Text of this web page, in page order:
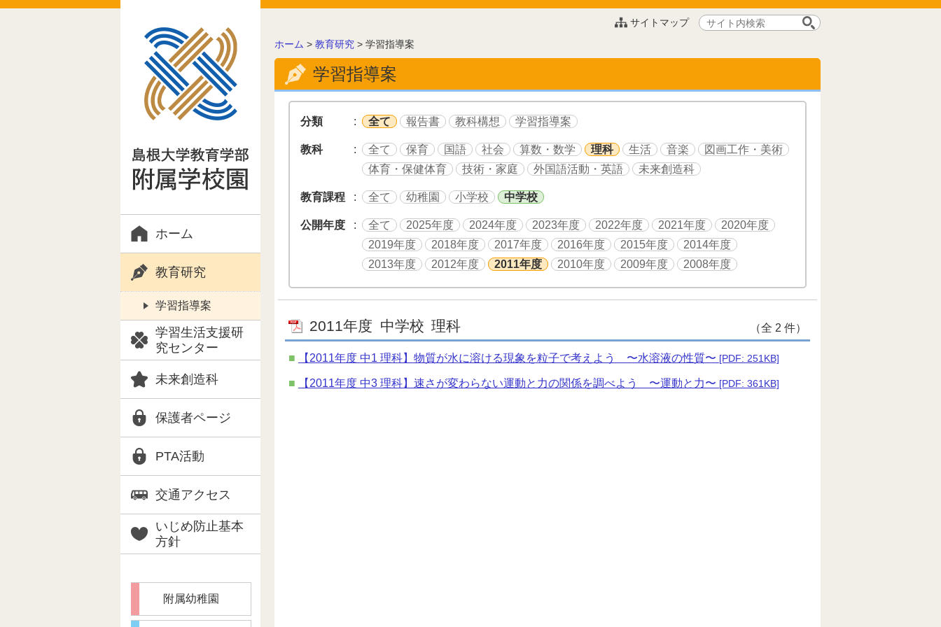
このページの本文へ
ホーム
教育研究
学習指導案
学習生活支援研
究センター
未来創造科
保護者ページ
PTA活動
交通アクセス
いじめ防止基本
方針
サイトマップ
サ
検
こ
の
ー
ホーム > 教育研究 > 学習指導案
学習指導案
分類 全て 報告書 教科構想 学習指導案
教科 全て 保育 国語 社会 算数・数学 理科 生活 音楽
図画工作・美術
体育・保健体育
技術・家庭 外国語活動・英語 未来創造科
教育課程 全て 幼稚園 小学校 中学校
公開年度 全て 2025年度 2024年度 2023年度 2022年度 2021年度
2020年度
2019年度
2018年度 2017年度 2016年度 2015年度
2014年度
2013年度
2012年度 2011年度 2010年度 2009年度 2008年度
2011年度 中学校 理科 （全 2 件）
【2011年度 中1 理科】物質が水に溶ける現象を粒子で考えよう 〜水溶液の性質〜 [PDF: 251KB]
【2011年度 中3 理科】速さが変わらない運動と力の関係を調べよう 〜運動と力〜 [PDF: 361KB]
附属幼稚園